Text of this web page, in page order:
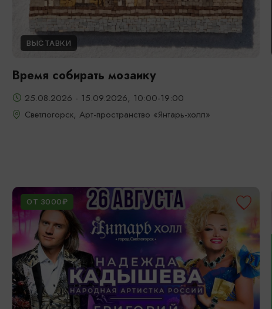
ВЫСТАВКИ
Время собирать мозаику
25.08.2026 - 15.09.2026, 10:00-19:00
Светлогорск, Арт-пространство «Янтарь-холл»
ОТ 3000₽